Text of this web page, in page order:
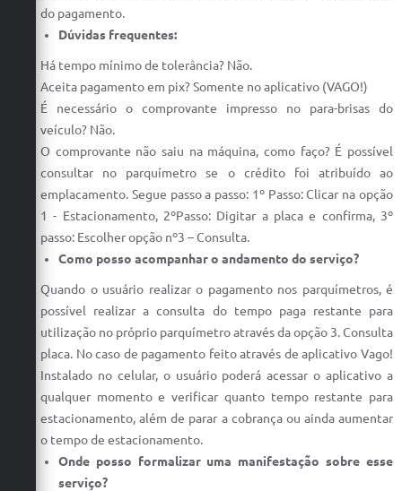
do pagamento.
Dúvidas frequentes:
Há tempo mínimo de tolerância? Não.
Aceita pagamento em pix? Somente no aplicativo (VAGO!)
É necessário o comprovante impresso no para-brisas do
veículo? Não.
O comprovante não saiu na máquina, como faço? É possível
consultar no parquímetro se o crédito foi atribuído ao
emplacamento. Segue passo a passo: 1º Passo: Clicar na opção
1 - Estacionamento, 2ºPasso: Digitar a placa e confirma, 3º
passo: Escolher opção nº3 – Consulta.
Como posso acompanhar o andamento do serviço?
Quando o usuário realizar o pagamento nos parquímetros, é
possível realizar a consulta do tempo paga restante para
utilização no próprio parquímetro através da opção 3. Consulta
placa. No caso de pagamento feito através de aplicativo Vago!
Instalado no celular, o usuário poderá acessar o aplicativo a
qualquer momento e verificar quanto tempo restante para
estacionamento, além de parar a cobrança ou ainda aumentar
o tempo de estacionamento.
Onde posso formalizar uma manifestação sobre esse
serviço?